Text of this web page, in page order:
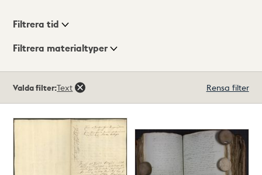
Visningsläge
Filtrera tid
Filtrera materialtyper
träffar
Valda filter:Text Rensa filter